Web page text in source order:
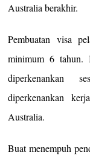
Australia berakhir.
Pembuatan visa
minimum 6 tahun.
diperkenankan
diperkenankan
Australia.
Buat menempuh